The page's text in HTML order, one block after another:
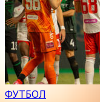
ФУТБОЛ